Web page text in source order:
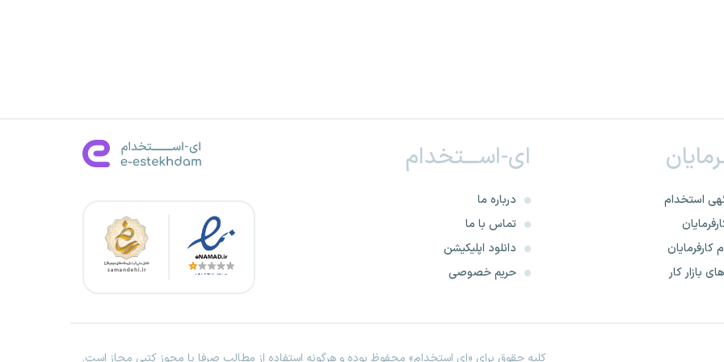
استخدام
کارفرمایان
بازار کار
ای-اســـتخدام
درباره ما
تماس با ما
دانلود اپلیکیشن
حریم خصوصی
کلیه حقوق برای «ای استخدام» محفوظ بوده و هرگونه استفاده از مطالب صرفا با مجوز کتبی مجاز است.